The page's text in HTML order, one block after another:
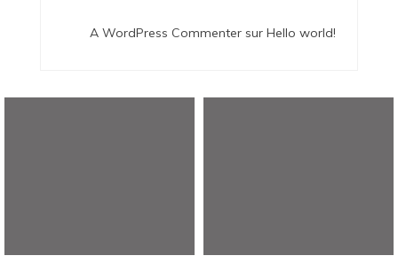
A WordPress Commentersur Hello world!